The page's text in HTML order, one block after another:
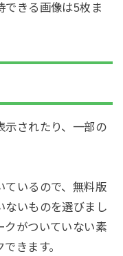
できる画像は5枚ま
示されたり、一部の
ているので、無料版
ないものを選びまし
クがついていない素
きます。